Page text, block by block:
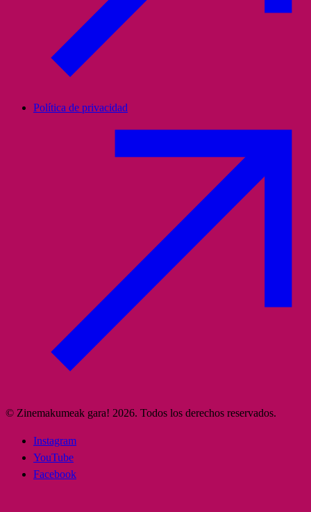
Política de privacidad
© Zinemakumeak gara! 2026. Todos los derechos reservados.
Instagram
YouTube
Facebook